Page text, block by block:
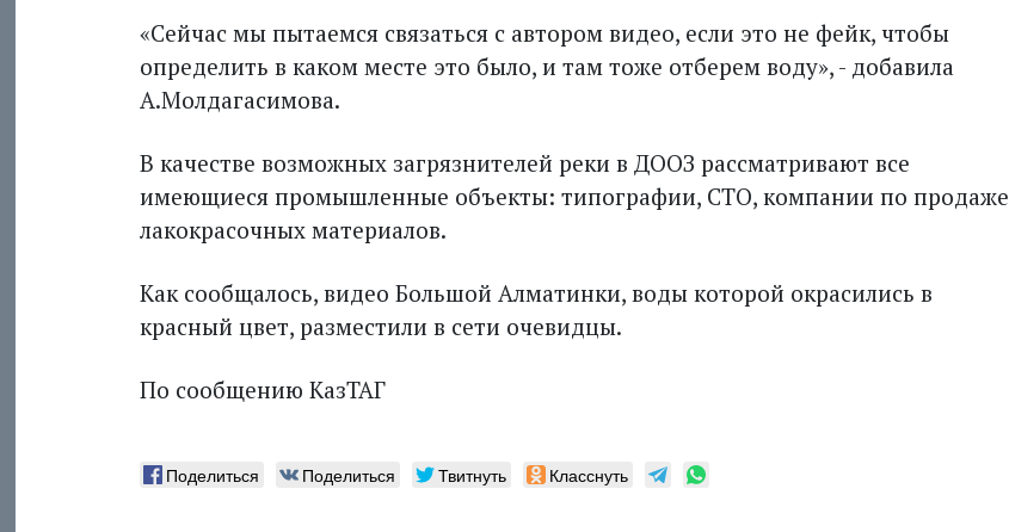
«Сейчас мы пытаемся связаться с автором видео, если это не фейк, чтобы
определить в каком месте это было, и там тоже отберем воду», - добавила
А.Молдагасимова.
В качестве возможных загрязнителей реки в ДООЗ рассматривают все
имеющиеся промышленные объекты: типографии, СТО, компании по продаже
лакокрасочных материалов.
Как сообщалось, видео Большой Алматинки, воды которой окрасились в
красный цвет, разместили в сети очевидцы.
По сообщению КазТАГ
Поделиться Поделиться Твитнуть Класснуть